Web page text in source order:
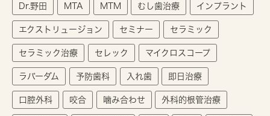
Dr.野田 MTA MTM むし歯治療 インプラント
エクストリュージョン セミナー セラミック
セラミック治療 セレック マイクロスコープ
ラバーダム 予防歯科 入れ歯 即日治療
口腔外科 咬合 噛み合わせ 外科的根管治療